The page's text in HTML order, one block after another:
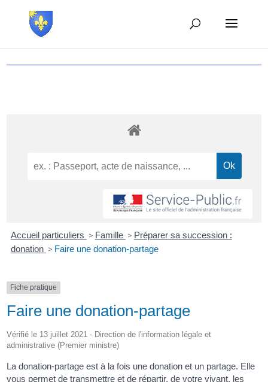
Accueil particuliers > Famille > Préparer sa succession :
donation > Faire une donation-partage
Fiche pratique
Faire une donation-partage
Vérifié le 13 juillet 2021 - Direction de l'information légale et
administrative (Premier ministre)
La donation-partage est à la fois une donation et un partage. Elle
vous permet de transmettre et de répartir, de votre vivant, les